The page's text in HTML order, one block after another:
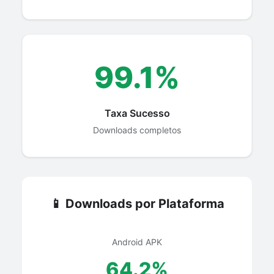
99.1%
Taxa Sucesso
Downloads completos
📱 Downloads por Plataforma
Android APK